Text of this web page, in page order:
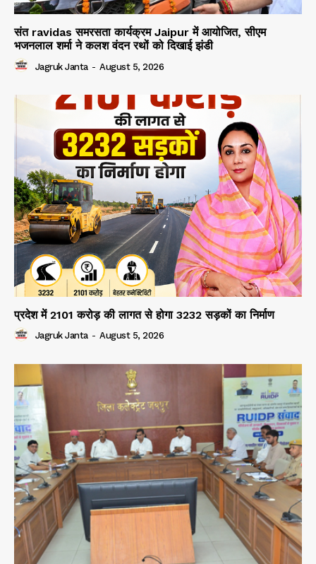
संत ravidas समरसता कार्यक्रम Jaipur में आयोजित, सीएम
भजनलाल शर्मा ने कलश वंदन रथों को दिखाई झंडी
Jagruk Janta - August 5, 2026
प्रदेश में 2101 करोड़ की लागत से होगा 3232 सड़कों का निर्माण
Jagruk Janta - August 5, 2026